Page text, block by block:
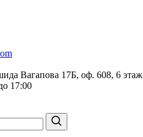
Вагапова 17Б, оф. 608, 6 этаж
17:00